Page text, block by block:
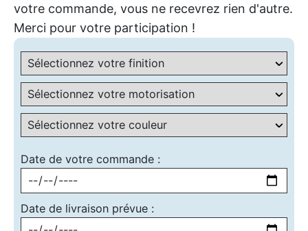
votre commande, vous ne recevrez rien d'autre.
Merci pour votre participation !
Date de votre commande :
Date de livraison prévue :